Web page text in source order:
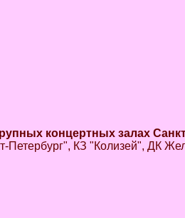
концертных залах
Петербург", КЗ "Колизей", ДК